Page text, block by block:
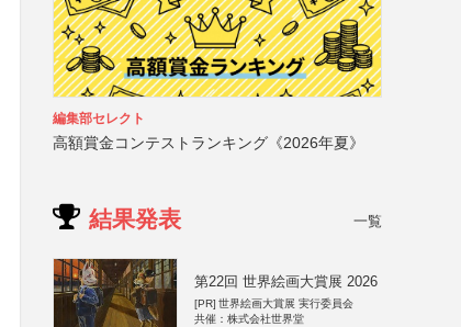
編集部セレクト
高額賞金コンテストランキング《2026年夏》
結果発表 一覧
第22回 世界絵画大賞展 2026
[PR] 世界絵画大賞展 実行委員会
共催：株式会社世界堂